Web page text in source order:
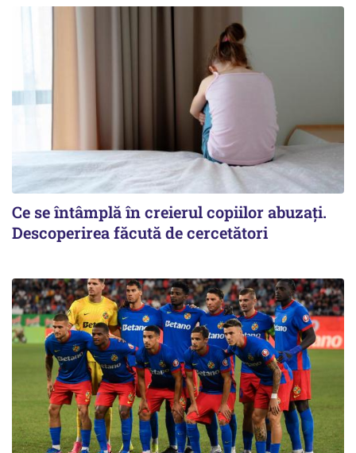
Ce se întâmplă în creierul copiilor abuzați.
Descoperirea făcută de cercetători